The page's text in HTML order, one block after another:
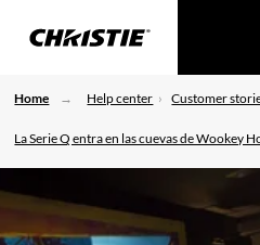
Home Help center Customer
La Serie Q entra en las cuevas de Wookey